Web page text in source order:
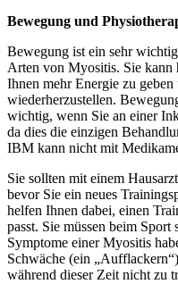
Bewegung und
Bewegung ist ein sehr
Arten von Myositis. Sie kann
Ihnen mehr Energie zu
wiederherzustellen.
wichtig, wenn Sie an einer
da dies die einzigen
IBM kann nicht mit
Sie sollten mit einem
bevor Sie ein neues
helfen Ihnen dabei, einen
passt. Sie müssen beim
Symptome einer Myositis
Schwäche (ein
während dieser Zeit nicht zu